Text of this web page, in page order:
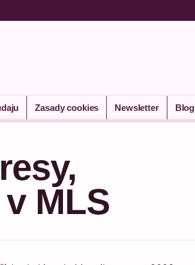
Zasady cookies Newsletter Blog
MLS